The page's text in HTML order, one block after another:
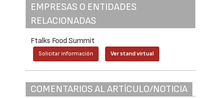
EMPRESAS O ENTIDADES
RELACIONADAS
Ftalks Food Summit
Solicitar información Ver stand virtual
COMENTARIOS AL ARTÍCULO/NOTICIA